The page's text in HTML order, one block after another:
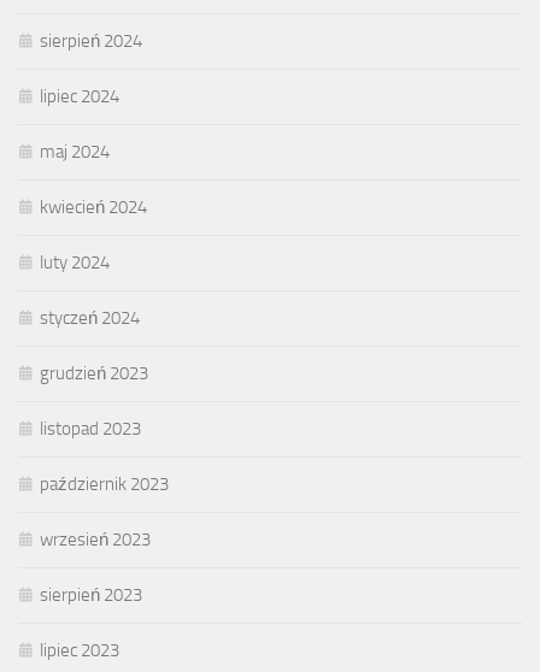
sierpień 2024
lipiec 2024
maj 2024
kwiecień 2024
luty 2024
styczeń 2024
grudzień 2023
listopad 2023
październik 2023
wrzesień 2023
sierpień 2023
lipiec 2023